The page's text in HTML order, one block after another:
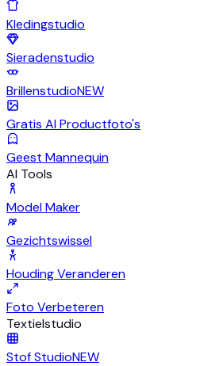
Kledingstudio
Sieradenstudio
BrillenstudioNEW
Gratis AI Productfoto's
Geest Mannequin
AI Tools
Model Maker
Gezichtswissel
Houding Veranderen
Foto Verbeteren
Textielstudio
Stof StudioNEW